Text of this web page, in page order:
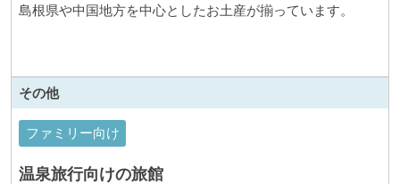
島根県や中国地方を中心としたお土産が揃っています。
その他
ファミリー向け
温泉旅行向けの旅館